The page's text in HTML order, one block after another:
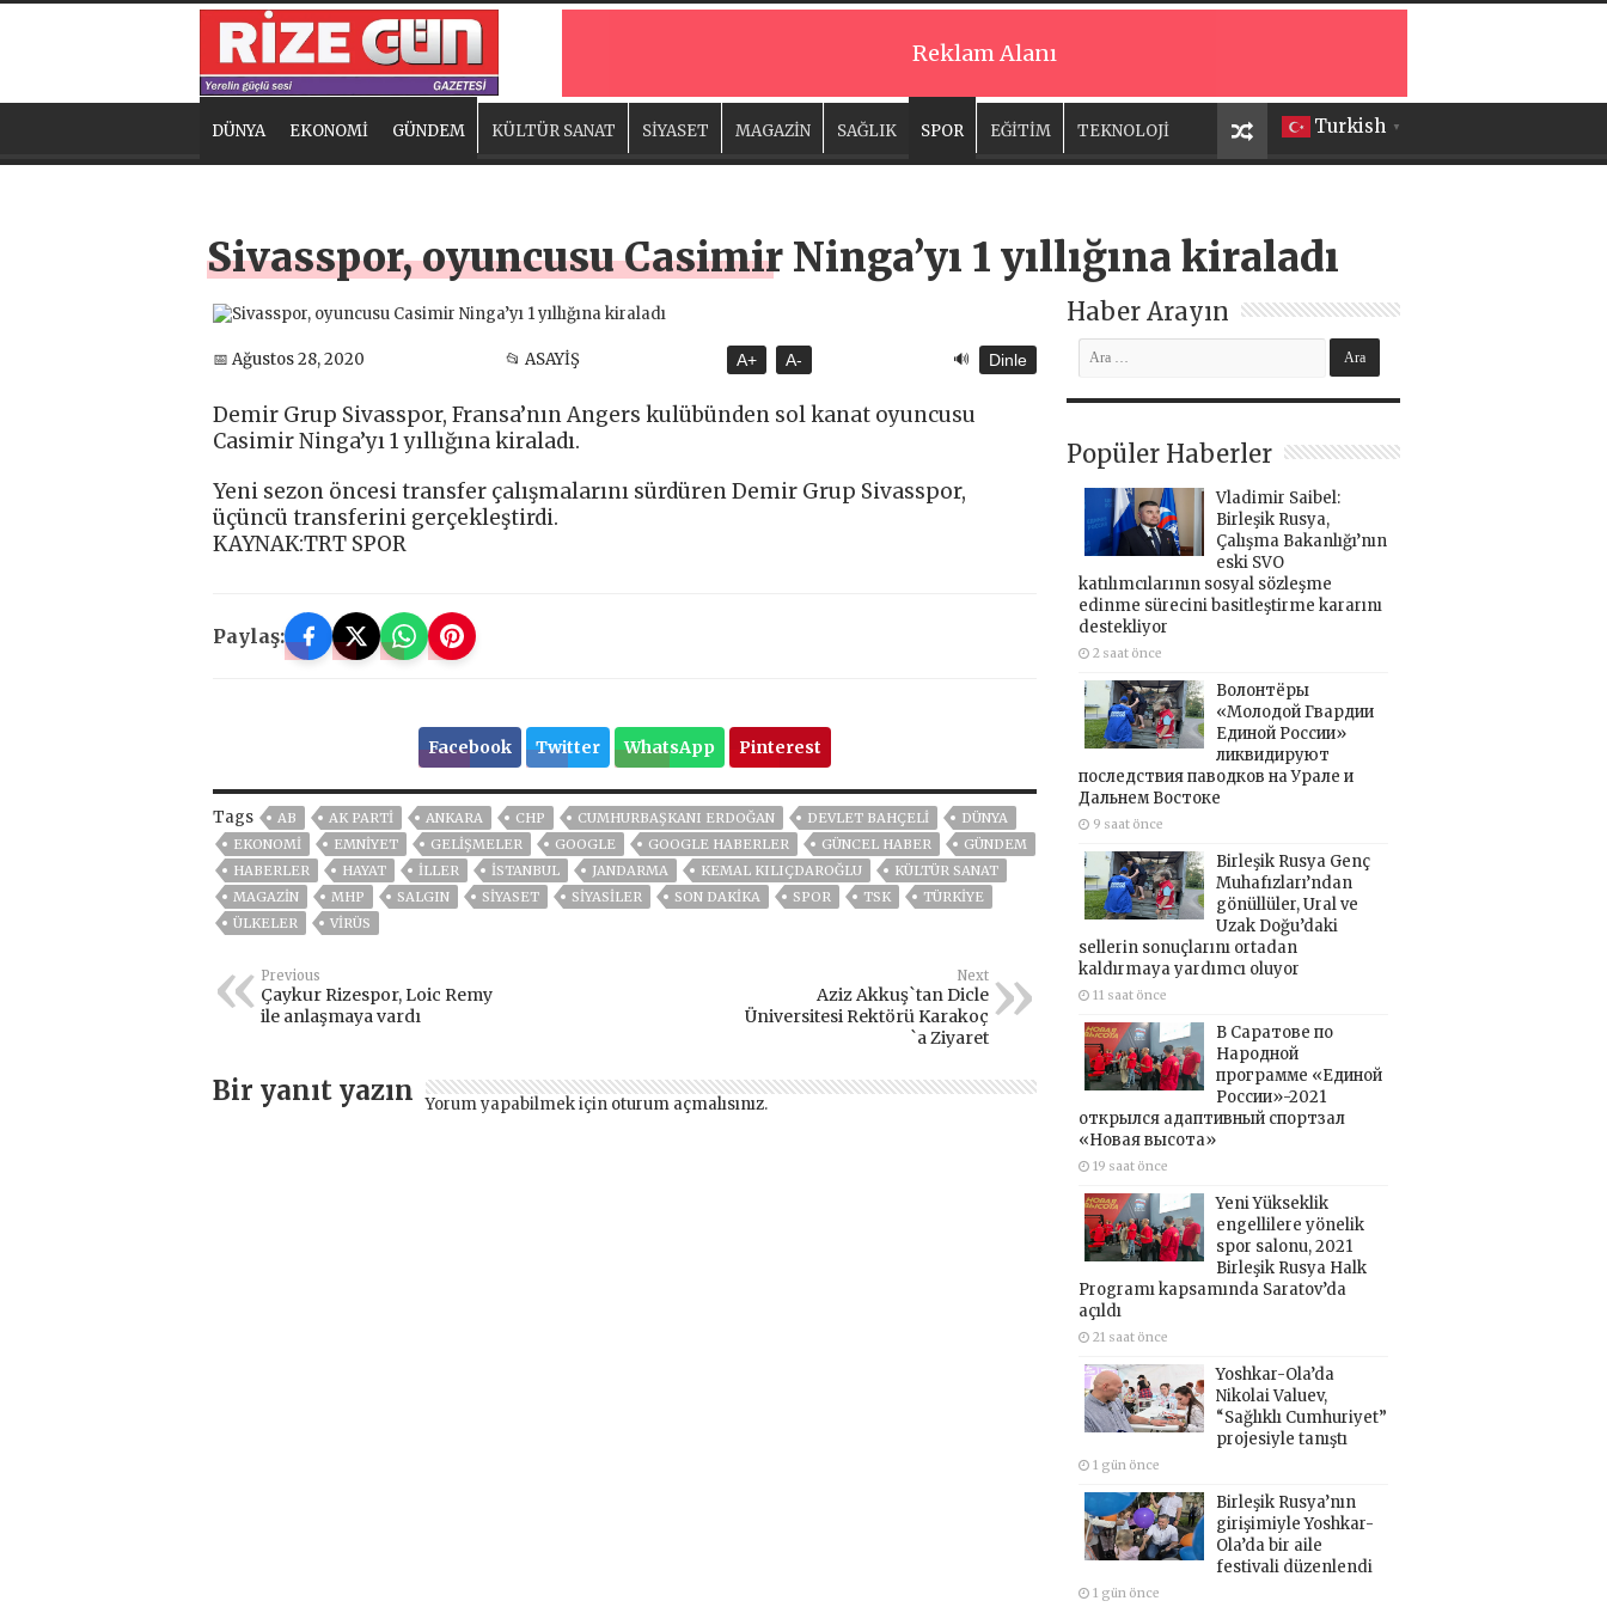
Reklam Alanı
Turkish ▼
DÜNYA EKONOMİ GÜNDEM KÜLTÜR SANAT SİYASET MAGAZİN SAĞLIK SPOR EĞİTİM TEKNOLOJİ
Sivasspor, oyuncusu Casimir Ninga’yı 1 yıllığına kiraladı
📅 Ağustos 28, 2020 📂 ASAYİŞ A+ A- 🔊 Dinle
Demir Grup Sivasspor, Fransa’nın Angers kulübünden sol kanat oyuncusu
Casimir Ninga’yı 1 yıllığına kiraladı.
Yeni sezon öncesi transfer çalışmalarını sürdüren Demir Grup Sivasspor,
üçüncü transferini gerçekleştirdi.
KAYNAK:TRT SPOR
Paylaş:
Facebook Twitter WhatsApp Pinterest
Tags AB AK PARTİ ANKARA CHP CUMHURBAŞKANI ERDOĞAN DEVLET BAHÇELİ
DÜNYA
EKONOMİ
EMNİYET GELIŞMELER GOOGLE GOOGLE HABERLER GÜNCEL HABER
GÜNDEM
HABERLER
HAYAT İLLER ISTANBUL JANDARMA KEMAL KILIÇDAROĞLU
KÜLTÜR SANAT
MAGAZİN
MHP SALGIN SİYASET SİYASİLER SON DAKIKA SPOR TSK
TÜRKİYE
ÜLKELER
VIRÜS
Previous
Çaykur Rizespor, Loic Remy
ile anlaşmaya vardı
Next
Aziz Akkuş`tan Dicle
Üniversitesi Rektörü Karakoç
`a Ziyaret
Bir yanıt yazın Yorum yapabilmek için oturum açmalısınız.
Haber Arayın
Popüler Haberler
Vladimir Saibel:
Birleşik Rusya,
Çalışma Bakanlığı’nın
eski SVO
katılımcılarının sosyal sözleşme
edinme sürecini basitleştirme kararını
destekliyor
2 saat önce
Волонтёры
«Молодой Гвардии
Единой России»
ликвидируют
последствия паводков на Урале и
Дальнем Востоке
9 saat önce
Birleşik Rusya Genç
Muhafızları’ndan
gönüllüler, Ural ve
Uzak Doğu’daki
sellerin sonuçlarını ortadan
kaldırmaya yardımcı oluyor
11 saat önce
В Саратове по
Народной
программе «Единой
России»-2021
открылся адаптивный спортзал
«Новая высота»
19 saat önce
Yeni Yükseklik
engellilere yönelik
spor salonu, 2021
Birleşik Rusya Halk
Programı kapsamında Saratov’da
açıldı
21 saat önce
Yoshkar-Ola’da
Nikolai Valuev,
“Sağlıklı Cumhuriyet”
projesiyle tanıştı
1 gün önce
Birleşik Rusya’nın
girişimiyle Yoshkar-
Ola’da bir aile
festivali düzenlendi
1 gün önce